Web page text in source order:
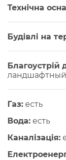
Технічна
Будівлі на
Благоустрій
Газ: есть
Вода: есть
Каналізація: